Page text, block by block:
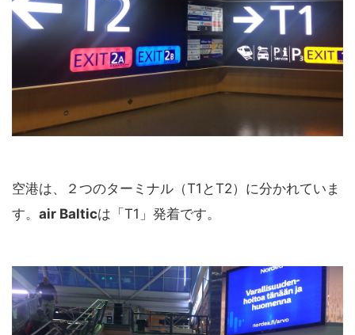
空港は、２つのターミナル（T1とT2）に分かれていま
す。 air Balticは「T1」発着です。